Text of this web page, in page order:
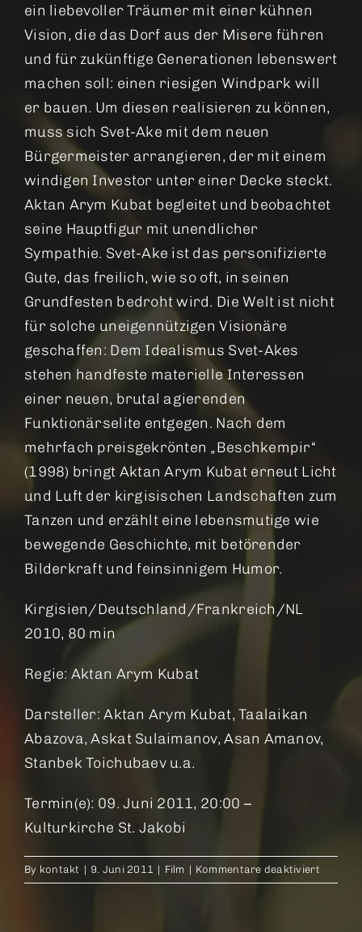
ein liebevoller Träumer mit einer kühnen
Vision, die das Dorf aus der Misere führen
und für zukünftige Generationen lebenswert
machen soll: einen riesigen Windpark will
er bauen. Um diesen realisieren zu können,
muss sich Svet-Ake mit dem neuen
Bürgermeister arrangieren, der mit einem
windigen Investor unter einer Decke steckt.
Aktan Arym Kubat begleitet und beobachtet
seine Hauptfigur mit unendlicher
Sympathie. Svet-Ake ist das personifizierte
Gute, das freilich, wie so oft, in seinen
Grundfesten bedroht wird. Die Welt ist nicht
für solche uneigennützigen Visionäre
geschaffen: Dem Idealismus Svet-Akes
stehen handfeste materielle Interessen
einer neuen, brutal agierenden
Funktionärselite entgegen. Nach dem
mehrfach preisgekrönten „Beschkempir“
(1998) bringt Aktan Arym Kubat erneut Licht
und Luft der kirgisischen Landschaften zum
Tanzen und erzählt eine lebensmutige wie
bewegende Geschichte, mit betörender
Bilderkraft und feinsinnigem Humor.
Kirgisien/Deutschland/Frankreich/NL
2010, 80 min
Regie: Aktan Arym Kubat
Darsteller: Aktan Arym Kubat, Taalaikan
Abazova, Askat Sulaimanov, Asan Amanov,
Stanbek Toichubaev u.a.
Termin(e): 09. Juni 2011, 20:00 –
Kulturkirche St. Jakobi
By kontakt | 9. Juni 2011 | Film | Kommentare deaktiviertfür
Der